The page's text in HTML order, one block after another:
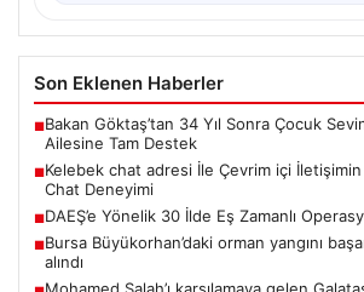
Son Eklenen Haberler
■Bakan Göktaş’tan 34 Yıl Sonra Çocuk
Ailesine Tam Destek
■Kelebek chat adresi İle Çevrim içi
Chat Deneyimi
■DAEŞ’e Yönelik 30 İlde Eş Zamanlı
■Bursa Büyükorhan’daki orman yangını
alındı